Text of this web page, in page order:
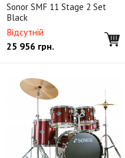
Sonor SMF 11 Stage 2 Set
Black
Відсутній
25 956 грн.